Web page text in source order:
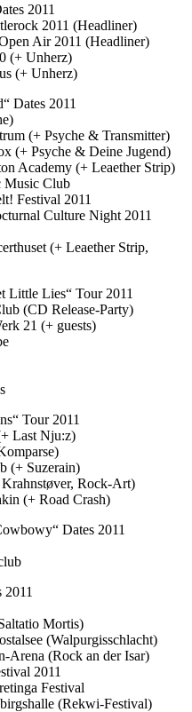
2011
2011 (Headliner)
Air 2011 (Headliner)
(+ Unherz)
(+ Unherz)
Dates 2011
(+ Psyche & Transmitter)
(+ Psyche & Deine Jugend)
Academy (+ Leaether Strip)
Music Club
Festival 2011
Culture Night 2011
(+ Leaether Strip,
Lies“ Tour 2011
(CD Release-Party)
21 (+ guests)
Tour 2011
Last Nju:z)
(+ Suzerain)
Rock-Art)
(+ Road Crash)
Dates 2011
Mortis)
(Walpurgisschlacht)
Arena (Rock an der Isar)
2011
Festival
(Rekwi-Festival)